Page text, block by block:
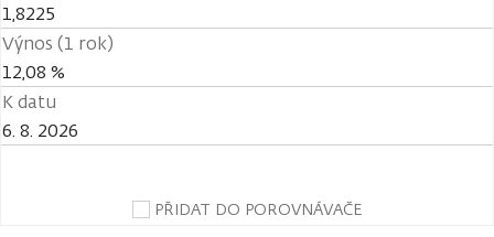
1,8225
Výnos (1 rok)
12,08 %
K datu
6. 8. 2026
PŘIDAT DO POROVNÁVAČE